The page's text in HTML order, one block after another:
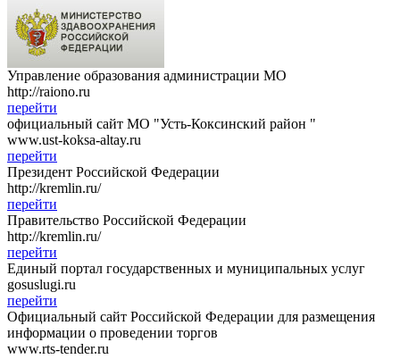
Управление образования администрации МО
http://raiono.ru
перейти
официальный сайт МО "Усть-Коксинский район "
www.ust-koksa-altay.ru
перейти
Президент Российской Федерации
http://kremlin.ru/
перейти
Правительство Российской Федерации
http://kremlin.ru/
перейти
Единый портал государственных и муниципальных услуг
gosuslugi.ru
перейти
Официальный сайт Российской Федерации для размещения
информации о проведении торгов
www.rts-tender.ru